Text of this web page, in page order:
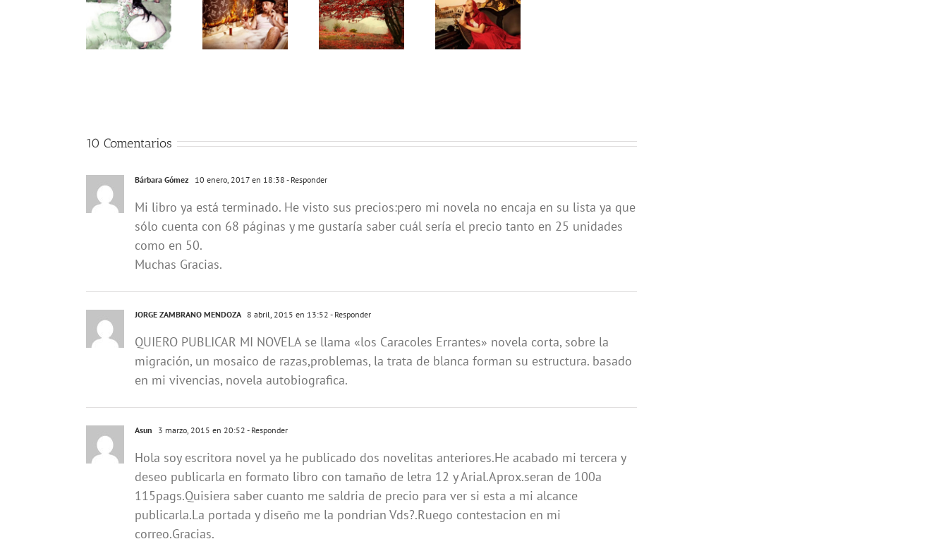
10 Comentarios
Bárbara Gómez 10 enero, 2017 en 18:38 - Responder
Mi libro ya está terminado. He visto sus precios:pero mi novela no encaja en su lista ya que
sólo cuenta con 68 páginas y me gustaría saber cuál sería el precio tanto en 25 unidades
como en 50.
Muchas Gracias.
JORGE ZAMBRANO MENDOZA 8 abril, 2015 en 13:52 - Responder
QUIERO PUBLICAR MI NOVELA se llama «los Caracoles Errantes» novela corta, sobre la
migración, un mosaico de razas,problemas, la trata de blanca forman su estructura. basado
en mi vivencias, novela autobiografica.
Asun 3 marzo, 2015 en 20:52 - Responder
Hola soy escritora novel ya he publicado dos novelitas anteriores.He acabado mi tercera y
deseo publicarla en formato libro con tamaño de letra 12 y Arial.Aprox.seran de 100a
115pags.Quisiera saber cuanto me saldria de precio para ver si esta a mi alcance
publicarla.La portada y diseño me la pondrian Vds?.Ruego contestacion en mi
correo.Gracias.